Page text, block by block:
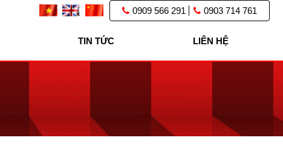
0909 566 291 0903 714 761
TIN TỨC LIÊN HỆ